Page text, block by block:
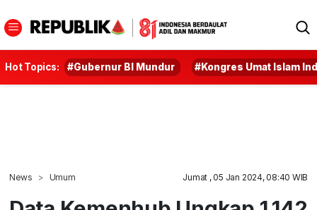
Hot Topics: #Gubernur BI Mundur #Kongres Umat Islam
News Umum Jumat , 05 Jan 2024, 08:40 WIB